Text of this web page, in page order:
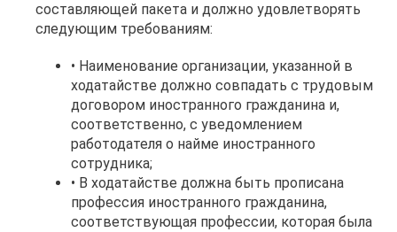
составляющей пакета и должно удовлетворять
следующим требованиям:
• Наименование организации, указанной в
ходатайстве должно совпадать с трудовым
договором иностранного гражданина и,
соответственно, с уведомлением
работодателя о найме иностранного
сотрудника;
• В ходатайстве должна быть прописана
профессия иностранного гражданина,
соответствующая профессии, которая была